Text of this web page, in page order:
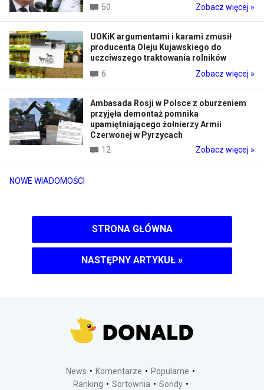
NOWE WIADOMOŚCI
50 Zobacz więcej »
UOKiK argumentami i karami zmusił
producenta Oleju Kujawskiego do
uczciwszego traktowania rolników
6
Zobacz więcej »
Ambasada Rosji w Polsce z oburzeniem
przyjęła demontaż pomnika
upamiętniającego żołnierzy Armii
Czerwonej w Pyrzycach
12
Zobacz więcej »
STRONA GŁÓWNA
NASTĘPNY ARTYKUŁ »
News Komentarze
Popularne
Ranking
Sortownia Sondy